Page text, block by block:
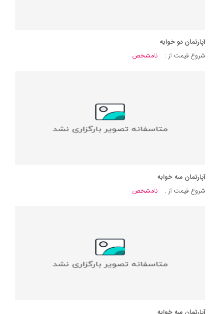
آپارتمان دو خوابه
شروع قیمت از :
نامشخص
آپارتمان سه خوابه
شروع قیمت از :
نامشخص